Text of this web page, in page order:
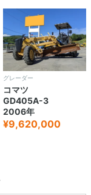
グレーダー
コマツ
GD405A-3
2006年
¥9,620,000